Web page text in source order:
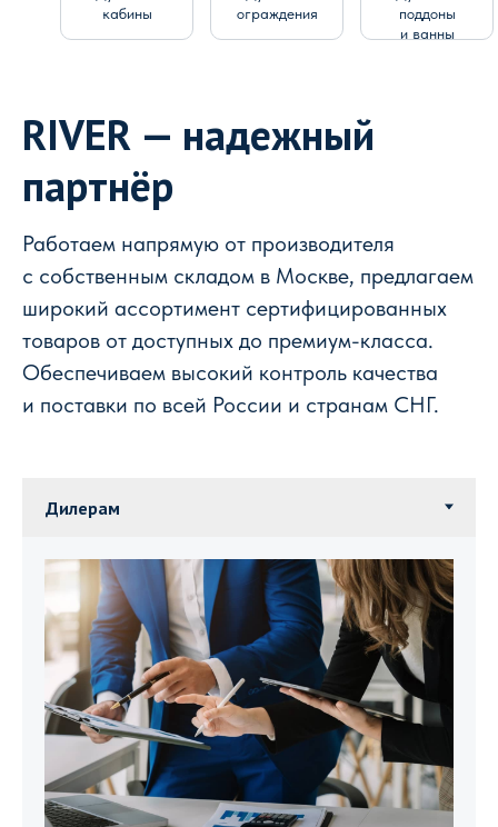
кабины
ограждения
поддоны
и ванны
RIVER — надежный
партнёр
Работаем напрямую от производителя
с собственным складом в Москве, предлагаем
широкий ассортимент сертифицированных
товаров от доступных до премиум-класса.
Обеспечиваем высокий контроль качества
и поставки по всей России и странам СНГ.